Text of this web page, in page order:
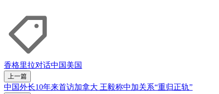
香格里拉对话中国美国
上一篇
中国外长10年来首访加拿大 王毅称中加关系“重归正轨”